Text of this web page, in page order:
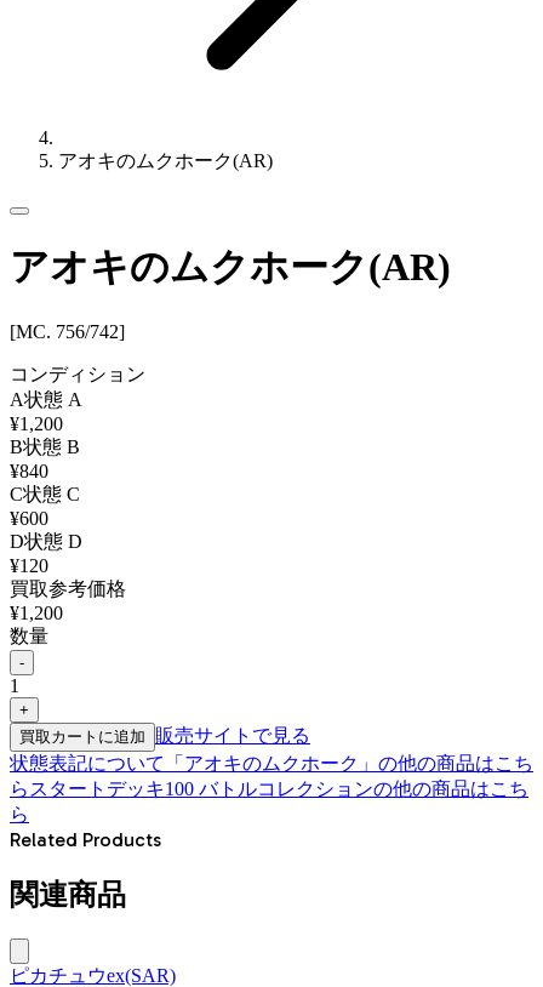
アオキのムクホーク(AR)
アオキのムクホーク(AR)
[MC. 756/742]
コンディション
A状態 A
¥1,200
B状態 B
¥840
C状態 C
¥600
D状態 D
¥120
買取参考価格
¥1,200
数量
-
1
+
買取カートに追加
販売サイトで見る
状態表記について
「 アオキのムクホーク 」の他の商品はこち
ら スタートデッキ100 バトルコレクションの他の商品はこち
ら
Related Products
関連商品
ピカチュウex(SAR)